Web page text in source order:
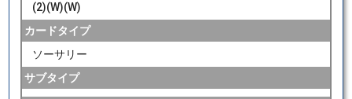
(2)(W)(W)
カードタイプ
ソーサリー
サブタイプ